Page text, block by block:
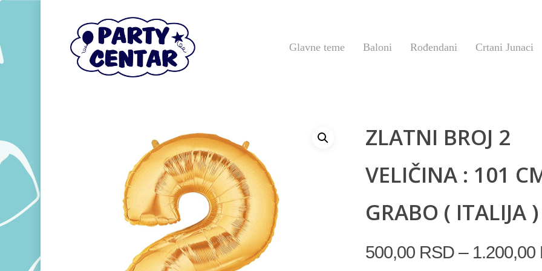
Hit enter to search or ESC to close
Glavne teme Baloni Rođendani Crtani Junaci
ZLATNI BROJ 2
VELIČINA : 101
GRABO ( ITALIJA )
500,00 RSD– 1.200,00